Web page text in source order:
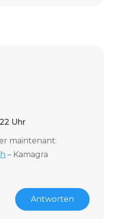
Uhr
maintenant:
– Kamagra
Antworten